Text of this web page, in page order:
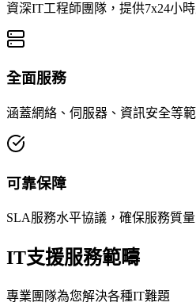
資深IT工程師團隊，提供7x24小
全面服務
涵蓋網絡、伺服器、資訊安全等
可靠保障
SLA服務水平協議，確保服務質量
IT支援服務範疇
專業團隊為您解決各種IT難題